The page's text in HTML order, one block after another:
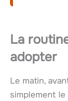
La
adopter
Le matin,
simplement